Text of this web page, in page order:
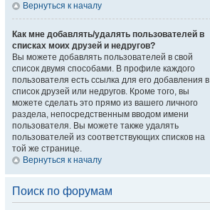
Вернуться к началу
Как мне добавлять/удалять пользователей в
списках моих друзей и недругов?
Вы можете добавлять пользователей в свой
список двумя способами. В профиле каждого
пользователя есть ссылка для его добавления в
список друзей или недругов. Кроме того, вы
можете сделать это прямо из вашего личного
раздела, непосредственным вводом имени
пользователя. Вы можете также удалять
пользователей из соответствующих списков на
той же странице.
Вернуться к началу
Поиск по форумам